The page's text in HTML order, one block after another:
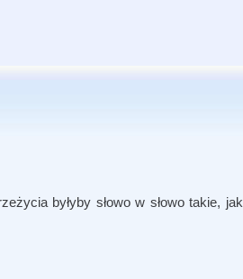
byłyby słowo w słowo takie, jak